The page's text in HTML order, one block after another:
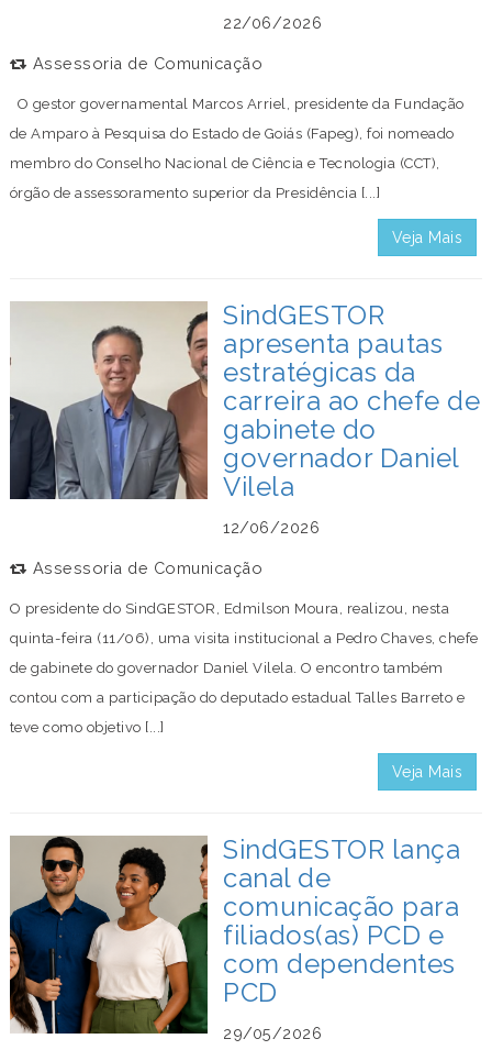
22/06/2026
Assessoria de Comunicação
O gestor governamental Marcos Arriel, presidente da Fundação
de Amparo à Pesquisa do Estado de Goiás (Fapeg), foi nomeado
membro do Conselho Nacional de Ciência e Tecnologia (CCT),
órgão de assessoramento superior da Presidência [...]
Veja Mais
SindGESTOR
apresenta pautas
estratégicas da
carreira ao chefe de
gabinete do
governador Daniel
Vilela
12/06/2026
Assessoria de Comunicação
O presidente do SindGESTOR, Edmilson Moura, realizou, nesta
quinta-feira (11/06), uma visita institucional a Pedro Chaves, chefe
de gabinete do governador Daniel Vilela. O encontro também
contou com a participação do deputado estadual Talles Barreto e
teve como objetivo [...]
Veja Mais
SindGESTOR lança
canal de
comunicação para
filiados(as) PCD e
com dependentes
PCD
29/05/2026